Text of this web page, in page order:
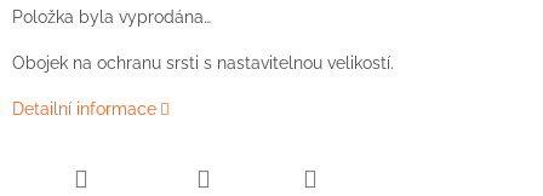
Položka byla vyprodána…
Obojek na ochranu srsti s nastavitelnou velikostí.
Detailní informace